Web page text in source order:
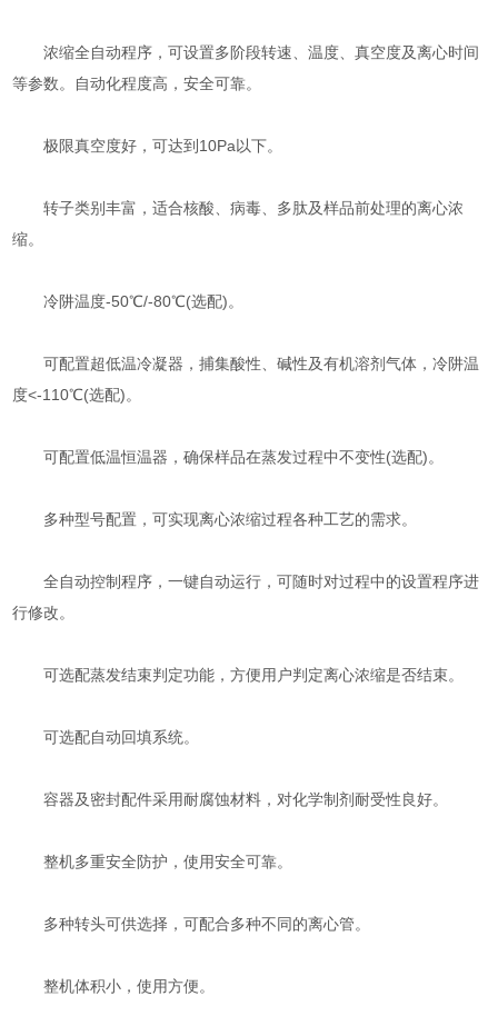
浓缩全自动程序，可设置多阶段转速、温度、真空度及离心时间
等参数。自动化程度高，安全可靠。
极限真空度好，可达到10Pa以下。
转子类别丰富，适合核酸、病毒、多肽及样品前处理的离心浓
缩。
冷阱温度-50℃/-80℃(选配)。
可配置超低温冷凝器，捕集酸性、碱性及有机溶剂气体，冷阱温
度<-110℃(选配)。
可配置低温恒温器，确保样品在蒸发过程中不变性(选配)。
多种型号配置，可实现离心浓缩过程各种工艺的需求。
全自动控制程序，一键自动运行，可随时对过程中的设置程序进
行修改。
可选配蒸发结束判定功能，方便用户判定离心浓缩是否结束。
可选配自动回填系统。
容器及密封配件采用耐腐蚀材料，对化学制剂耐受性良好。
整机多重安全防护，使用安全可靠。
多种转头可供选择，可配合多种不同的离心管。
整机体积小，使用方便。